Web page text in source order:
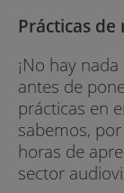
Prácticas
¡No hay
antes de
prácticas en
sabemos,
horas de
sector